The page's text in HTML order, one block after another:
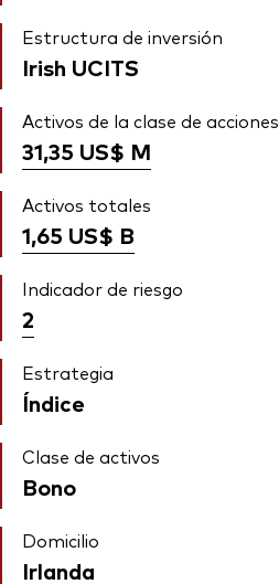
Estructura de inversión
Irish UCITS
Activos de la clase de acciones
31,35 US$ M
Activos totales
1,65 US$ B
Indicador de riesgo
2
Estrategia
Índice
Clase de activos
Bono
Domicilio
Irlanda